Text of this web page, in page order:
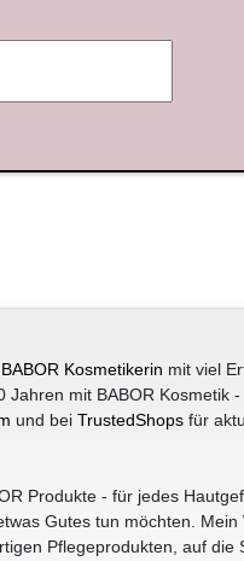
Kosmetikerin mit viel
mit BABOR Kosmetik
und bei TrustedShopsfür
Produkte - für jedes
Gutes tun möchten. Mein
Pflegeprodukten, auf die